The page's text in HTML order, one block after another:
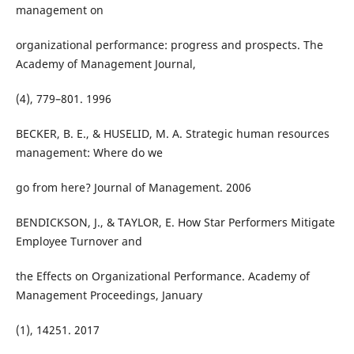
management on
organizational performance: progress and prospects. The
Academy of Management Journal,
(4), 779–801. 1996
BECKER, B. E., & HUSELID, M. A. Strategic human resources
management: Where do we
go from here? Journal of Management. 2006
BENDICKSON, J., & TAYLOR, E. How Star Performers Mitigate
Employee Turnover and
the Effects on Organizational Performance. Academy of
Management Proceedings, January
(1), 14251. 2017